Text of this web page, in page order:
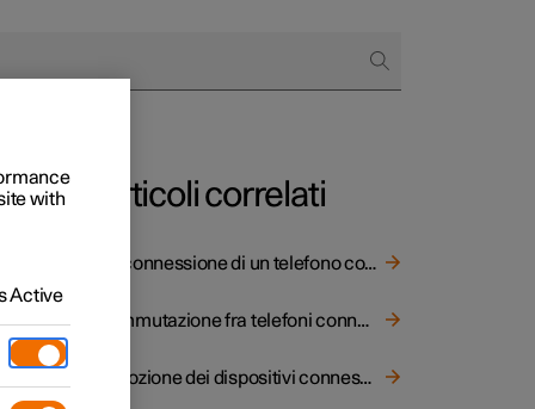
finanziamento
Articoli correlati
Disconnessione di un telefono connesso tramite Bluetooth
Commutazione fra telefoni connessi tramite Bluetooth
Rimozione dei dispositivi connessi tramite Bluetooth
with
Active